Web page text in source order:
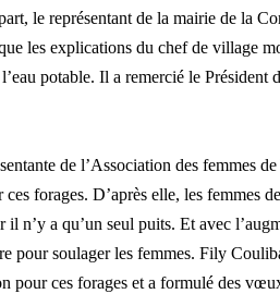
le représentant de la mairie de la
les explications du chef de village
potable. Il a remercié le
de l’Association des femmes
forages. D’après elle, les femmes
il n’y a qu’un seul puits. Et avec
pour soulager les femmes. Fily
pour ces forages et a formulé des